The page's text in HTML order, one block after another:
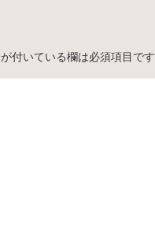
が付いている欄は必須項目です